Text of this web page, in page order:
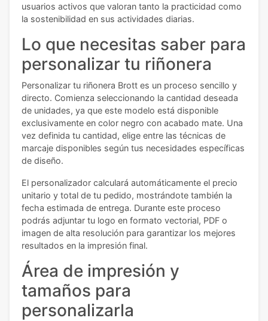
usuarios activos que valoran tanto la practicidad como
la sostenibilidad en sus actividades diarias.
Lo que necesitas saber para
personalizar tu riñonera
Personalizar tu riñonera Brott es un proceso sencillo y
directo. Comienza seleccionando la cantidad deseada
de unidades, ya que este modelo está disponible
exclusivamente en color negro con acabado mate. Una
vez definida tu cantidad, elige entre las técnicas de
marcaje disponibles según tus necesidades específicas
de diseño.
El personalizador calculará automáticamente el precio
unitario y total de tu pedido, mostrándote también la
fecha estimada de entrega. Durante este proceso
podrás adjuntar tu logo en formato vectorial, PDF o
imagen de alta resolución para garantizar los mejores
resultados en la impresión final.
Área de impresión y
tamaños para
personalizarla